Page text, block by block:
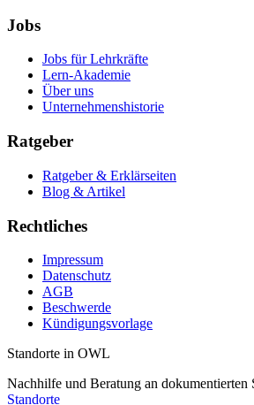
Jobs
Jobs für Lehrkräfte
Lern-Akademie
Über uns
Unternehmenshistorie
Ratgeber
Ratgeber & Erklärseiten
Blog & Artikel
Rechtliches
Impressum
Datenschutz
AGB
Beschwerde
Kündigungsvorlage
Standorte in OWL
Nachhilfe und Beratung an dokumentierten
Standorte